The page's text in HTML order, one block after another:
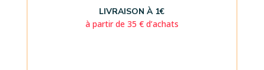
LIVRAISON À 1€
à partir de 35 € d’achats